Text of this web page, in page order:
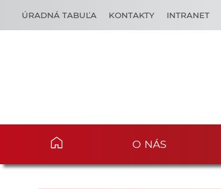
ÚRADNÁ TABUĽA KONTAKTY INTRANET
O NÁS